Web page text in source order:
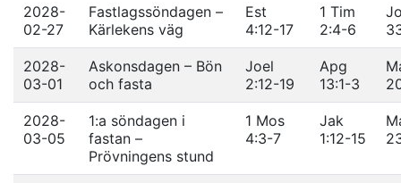
2028-
02-27
Fastlagssöndagen –
Kärlekens väg
Est
4:12-17
1 Tim
2:4-6
2028-
03-01
Askonsdagen – Bön
och fasta
Joel
2:12-19
Apg
13:1-3
2028-
03-05
1:a söndagen i
fastan –
Prövningens stund
1 Mos
4:3-7
Jak
1:12-15